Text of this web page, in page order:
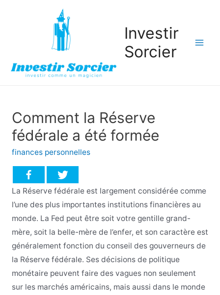
Investir
Sorcier
Comment la Réserve
fédérale a été formée
finances personnelles
La Réserve fédérale est largement considérée comme
l’une des plus importantes institutions financières au
monde. La Fed peut être soit votre gentille grand-
mère, soit la belle-mère de l’enfer, et son caractère est
généralement fonction du conseil des gouverneurs de
la Réserve fédérale. Ses décisions de politique
monétaire peuvent faire des vagues non seulement
sur les marchés américains, mais aussi dans le monde